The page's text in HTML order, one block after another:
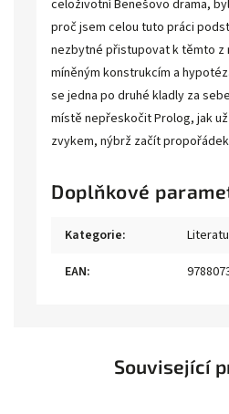
celoživotní Benešovo drama,
proč jsem celou tuto práci
nezbytné přistupovat k těmto z
míněným konstrukcím a
se jedna po druhé kladly za
místě nepřeskočit Prolog, jak
zvykem, nýbrž začít
Doplňkové
Kategorie:
EAN:
Související